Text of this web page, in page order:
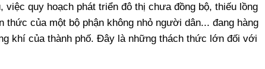
việc quy hoạch phát triển đô thị chưa đồng bộ, thiếu lồng
thức của một bộ phận không nhỏ người dân... đang hàng
khí của thành phố. Đây là những thách thức lớn đối với